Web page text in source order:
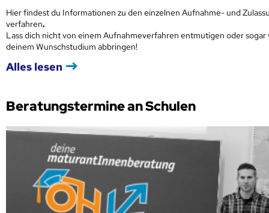
Hier findest du Informationen zu den einzelnen Aufnahme- und
verfahren.
Lass dich nicht von einem Aufnahmeverfahren entmutigen oder sogar
deinem Wunschstudium abbringen!
Alles lesen
Beratungstermine an Schulen